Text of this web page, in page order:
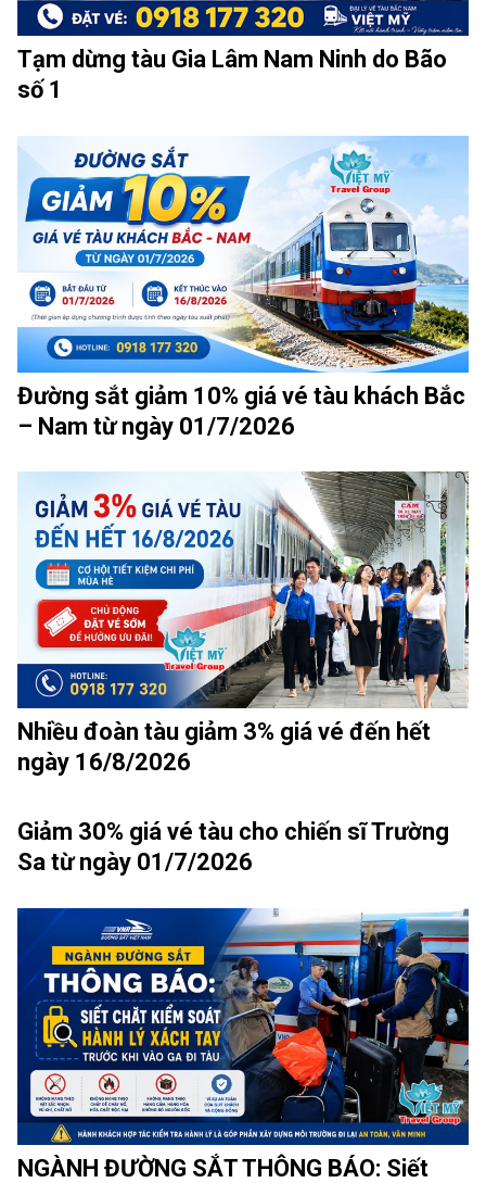
Tạm dừng tàu Gia Lâm Nam Ninh do Bão
số 1
Đường sắt giảm 10% giá vé tàu khách Bắc
– Nam từ ngày 01/7/2026
Nhiều đoàn tàu giảm 3% giá vé đến hết
ngày 16/8/2026
Giảm 30% giá vé tàu cho chiến sĩ Trường
Sa từ ngày 01/7/2026
NGÀNH ĐƯỜNG SẮT THÔNG BÁO: Siết